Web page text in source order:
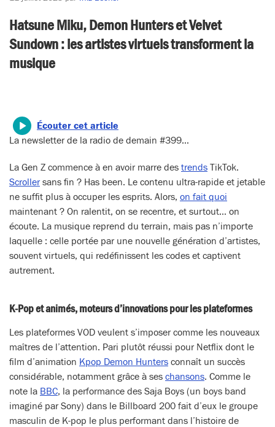
Hatsune Miku, Demon Hunters et Velvet
Sundown : les artistes virtuels transforment la
musique
Écouter cet article
La newsletter de la radio de demain #399…
La Gen Z commence à en avoir marre des trends TikTok.
Scrollersans fin ? Has been. Le contenu ultra-rapide et jetable
ne suffit plus à occuper les esprits. Alors, on fait quoi
maintenant ? On ralentit, on se recentre, et surtout… on
écoute. La musique reprend du terrain, mais pas n’importe
laquelle : celle portée par une nouvelle génération d’artistes,
souvent virtuels, qui redéfinissent les codes et captivent
autrement.
K-Pop et animés, moteurs d’innovations pour les plateformes
Les plateformes VOD veulent s’imposer comme les nouveaux
maîtres de l’attention. Pari plutôt réussi pour Netflix dont le
film d’animation Kpop Demon Hunters connaît un succès
considérable, notamment grâce à ses chansons. Comme le
note la BBC, la performance des Saja Boys (un boys band
imaginé par Sony) dans le Billboard 200 fait d’eux le groupe
masculin de K-pop le plus performant dans l’histoire de